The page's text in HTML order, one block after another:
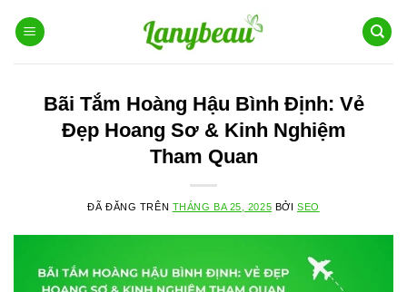
đến
Bãi Tắm Hoàng Hậu Bình Định: Vẻ
Đẹp Hoang Sơ & Kinh Nghiệm
Tham Quan
ĐÃ ĐĂNG TRÊN THÁNG BA 25, 2025 BỞI SEO